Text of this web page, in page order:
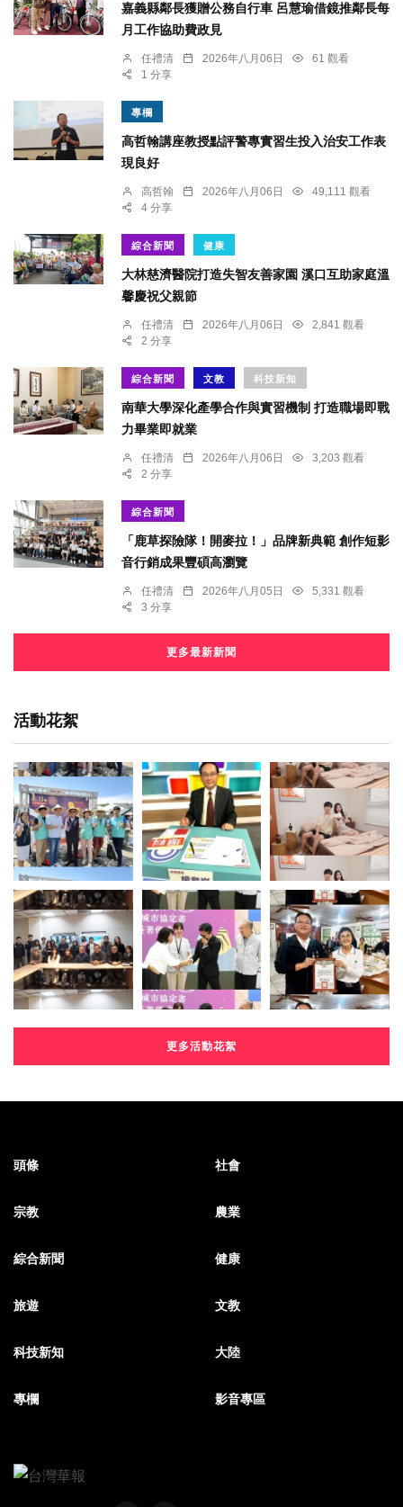
嘉義縣鄰長獲贈公務自行車 呂慧瑜借鏡推鄰長每
月工作協助費政見
任禮清 2026年八月06日
61 觀看
1 分享
專欄
高哲翰講座教授點評警專實習生投入治安工作表
現良好
高哲翰 2026年八月06日
49,111 觀看
4 分享
綜合新聞 健康
大林慈濟醫院打造失智友善家園 溪口互助家庭溫
馨慶祝父親節
任禮清 2026年八月06日
2,841 觀看
2 分享
綜合新聞 文教 科技新知
南華大學深化產學合作與實習機制 打造職場即戰
力畢業即就業
任禮清 2026年八月06日
3,203 觀看
2 分享
綜合新聞
「鹿草探險隊！開麥拉！」品牌新典範 創作短影
音行銷成果豐碩高瀏覽
任禮清 2026年八月05日
5,331 觀看
3 分享
更多最新新聞
活動花絮
更多活動花絮
頭條 社會
宗教 農業
綜合新聞 健康
旅遊 文教
科技新知 大陸
專欄 影音專區